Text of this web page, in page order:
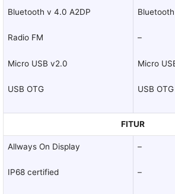
Bluetooth v 4.0 A2DP
Radio FM
Micro USB v2.0
USB OTG
–
Micro
USB OTG
FITUR
Allways On Display
IP68 certified
–
–